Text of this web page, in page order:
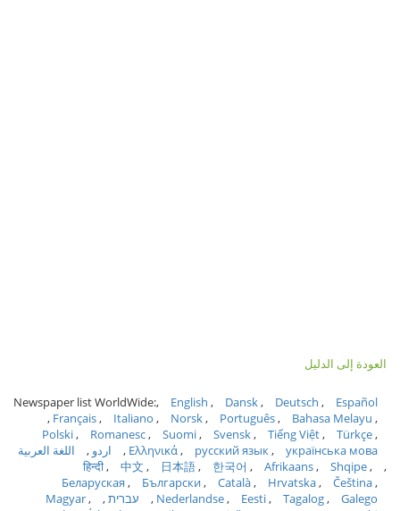
العودة إلى الدليل
Newspaper list WorldWide: English Dansk Deutsch
Español
Français
Italiano Norsk Português
Bahasa Melayu
Polski
Romanesc Suomi Svensk Tiếng Việt
Türkçe
Ελληνικά
русский язык українська мова اردو
اللغة العربية
हिन्दी
中文 日本語 한국어 Afrikaans
Shqipe
Беларуская
Български Català Hrvatska
Čeština
Nederlandse
Eesti Tagalog Galego עברית
Magyar